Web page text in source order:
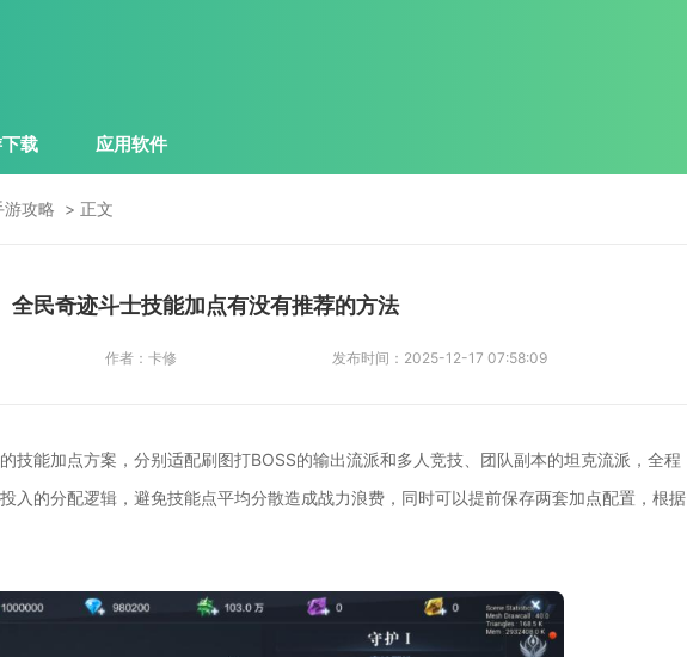
载 应用软件
游攻略 正文
全民奇迹斗士技能加点有没有推荐的方法
作者： 卡修 发布时间： 2025-12-17 07:58:09
技能加点方案，分别适配刷图打BOSS的输出流派和多人竞技、团队副本的坦克流派，全程
入的分配逻辑，避免技能点平均分散造成战力浪费，同时可以提前保存两套加点配置，根据